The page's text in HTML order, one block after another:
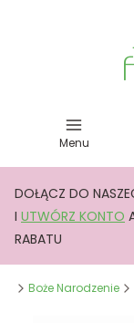
Menu
DOŁĄCZ DO
I UTWÓRZ KONTO
RABATU
Boże Narodzenie